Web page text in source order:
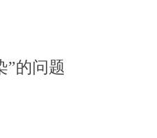
”的问题